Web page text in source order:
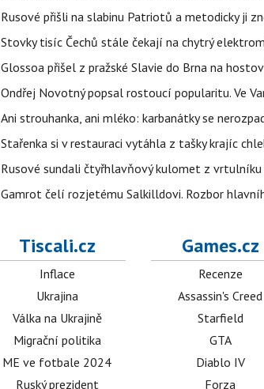
Rusové přišli na slabinu Patriotů a metodicky ji
Stovky tisíc Čechů stále čekají na chytrý
Glossoa přišel z pražské Slavie do Brna na
Ondřej Novotný popsal rostoucí popularitu. Ve
Ani strouhanka, ani mléko: karbanátky se
Stařenka si v restauraci vytáhla z tašky krajíc
Rusové sundali čtyřhlavňový kulomet z
Gamrot čelí rozjetému Salkilldovi. Rozbor
Tiscali.cz
Inflace
Ukrajina
Válka na Ukrajině
Migrační politika
ME ve fotbale 2024
Ruský prezident
Games.cz
Recenze
Assassin's Creed
Starfield
GTA
Diablo IV
Forza